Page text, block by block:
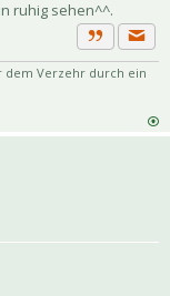
ruhig sehen^^.
Zitat
dem Verzehr durch ein